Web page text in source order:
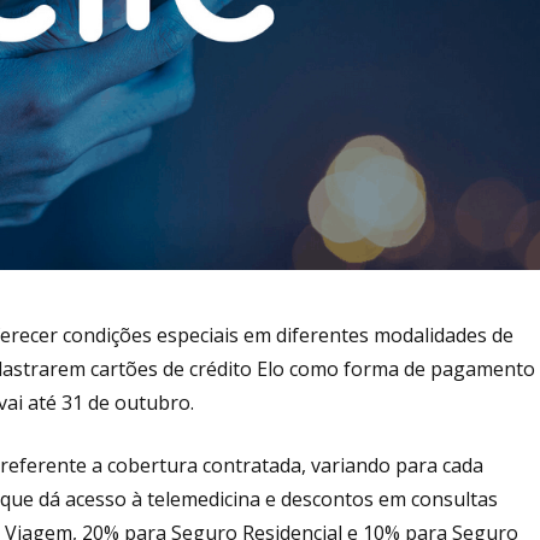
condições especiais em diferentes modalidades de
cartões de crédito Elo como forma de pagamento
até 31 de outubro.
a cobertura contratada, variando para cada
dá acesso à telemedicina e descontos em consultas
20% para Seguro Residencial e 10% para Seguro